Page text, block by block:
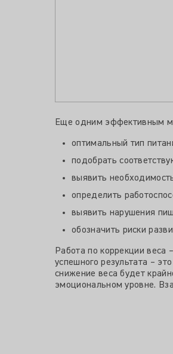
Еще одним эффективным
оптимальный тип
подобрать
выявить
определить
выявить нарушения
обозначить риски
Работа по коррекции веса
успешного результата –
снижение веса будет
эмоциональном уровне.